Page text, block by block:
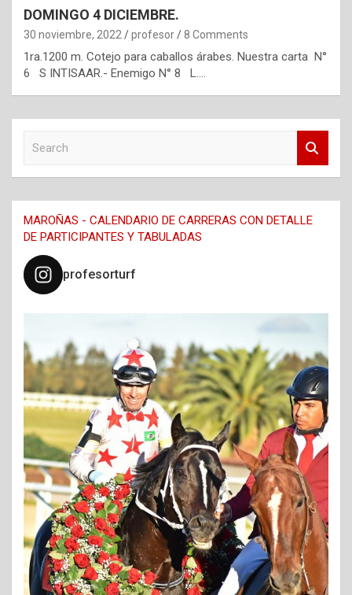
DOMINGO 4 DICIEMBRE.
30 noviembre, 2022 profesor 8 Comments
1ra.1200 m. Cotejo para caballos árabes. Nuestra carta N°
6 S INTISAAR.- Enemigo N° 8 L.…
c
h
MAROÑAS - CALENDARIO DE CARRERAS CON DETALLE
DE PARTICIPANTES Y TABULADAS
profesorturf